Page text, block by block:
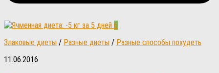
6
Злаковые диеты / Разные диеты / Разные способы похудеть
11.06.2016